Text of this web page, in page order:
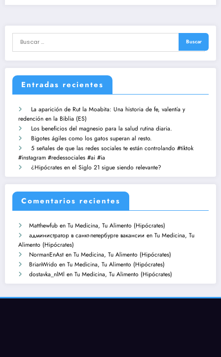
Entradas recientes
La aparición de Rut la Moabita: Una historia de fe, valentía y
redención en la Biblia (ES)
Los beneficios del magnesio para la salud rutina diaria.
Bigotes ágiles como los gatos superan al resto.
5 señales de que las redes sociales te están controlando #tiktok
#instagram #redessociales #ai #ia
¿Hipócrates en el Siglo 21 sigue siendo relevante?
Comentarios recientes
Matthewfub en Tu Medicina, Tu Alimento (Hipócrates)
администратор в санкт-петербурге вакансии en Tu Medicina, Tu
Alimento (Hipócrates)
NormanEnAst en Tu Medicina, Tu Alimento (Hipócrates)
BrianWrido en Tu Medicina, Tu Alimento (Hipócrates)
dostavka_nlMl en Tu Medicina, Tu Alimento (Hipócrates)